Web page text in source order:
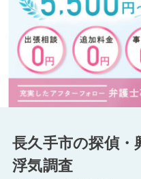
長久手市の探偵・
浮気調査